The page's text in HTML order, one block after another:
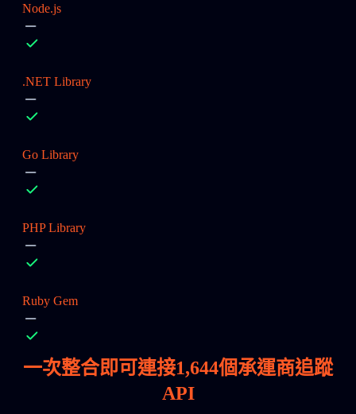
Node.js
.NET Library
Go Library
PHP Library
Ruby Gem
一次整合即可連接1,644個承運商追蹤
API